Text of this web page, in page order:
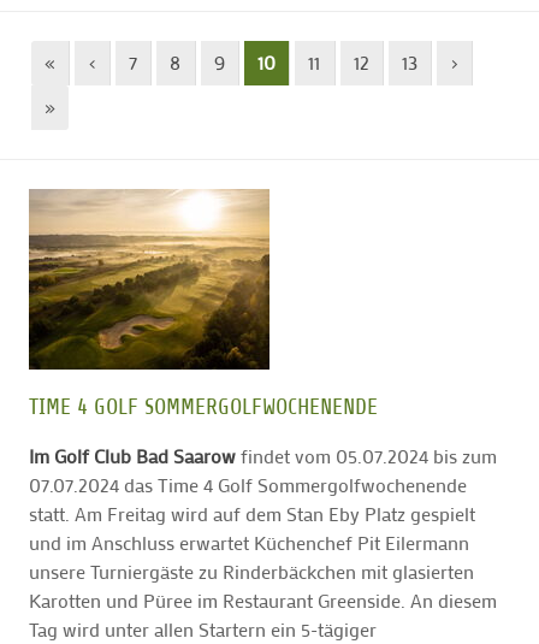
GOLFEINSTEIGER
« ‹ 7 8 9 10 11 12 13
›
»
TIME 4 GOLF SOMMERGOLFWOCHENENDE
Im Golf Club Bad Saarowfindet vom 05.07.2024 bis zum
07.07.2024 das Time 4 Golf Sommergolfwochenende
statt. Am Freitag wird auf dem Stan Eby Platz gespielt
und im Anschluss erwartet Küchenchef Pit Eilermann
unsere Turniergäste zu Rinderbäckchen mit glasierten
Karotten und Püree im Restaurant Greenside. An diesem
Tag wird unter allen Startern ein 5-tägiger